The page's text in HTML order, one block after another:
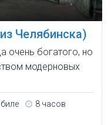
Челябинска)
очень богатого, но
модерновых
8 часов